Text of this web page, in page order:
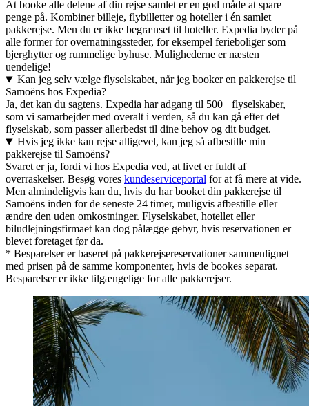
At booke alle delene af din rejse samlet er en god måde at spare
penge på. Kombiner billeje, flybilletter og hoteller i én samlet
pakkerejse. Men du er ikke begrænset til hoteller. Expedia byder på
alle former for overnatningssteder, for eksempel ferieboliger som
bjerghytter og rummelige byhuse. Mulighederne er næsten
uendelige!
Kan jeg selv vælge flyselskabet, når jeg booker en pakkerejse til
Samoëns hos Expedia?
Ja, det kan du sagtens. Expedia har adgang til 500+ flyselskaber,
som vi samarbejder med overalt i verden, så du kan gå efter det
flyselskab, som passer allerbedst til dine behov og dit budget.
Hvis jeg ikke kan rejse alligevel, kan jeg så afbestille min
pakkerejse til Samoëns?
Svaret er ja, fordi vi hos Expedia ved, at livet er fuldt af
overraskelser. Besøg vores kundeserviceportal for at få mere at vide.
Men almindeligvis kan du, hvis du har booket din pakkerejse til
Samoëns inden for de seneste 24 timer, muligvis afbestille eller
ændre den uden omkostninger. Flyselskabet, hotellet eller
biludlejningsfirmaet kan dog pålægge gebyr, hvis reservationen er
blevet foretaget før da.
* Besparelser er baseret på pakkerejsereservationer sammenlignet
med prisen på de samme komponenter, hvis de bookes separat.
Besparelser er ikke tilgængelige for alle pakkerejser.